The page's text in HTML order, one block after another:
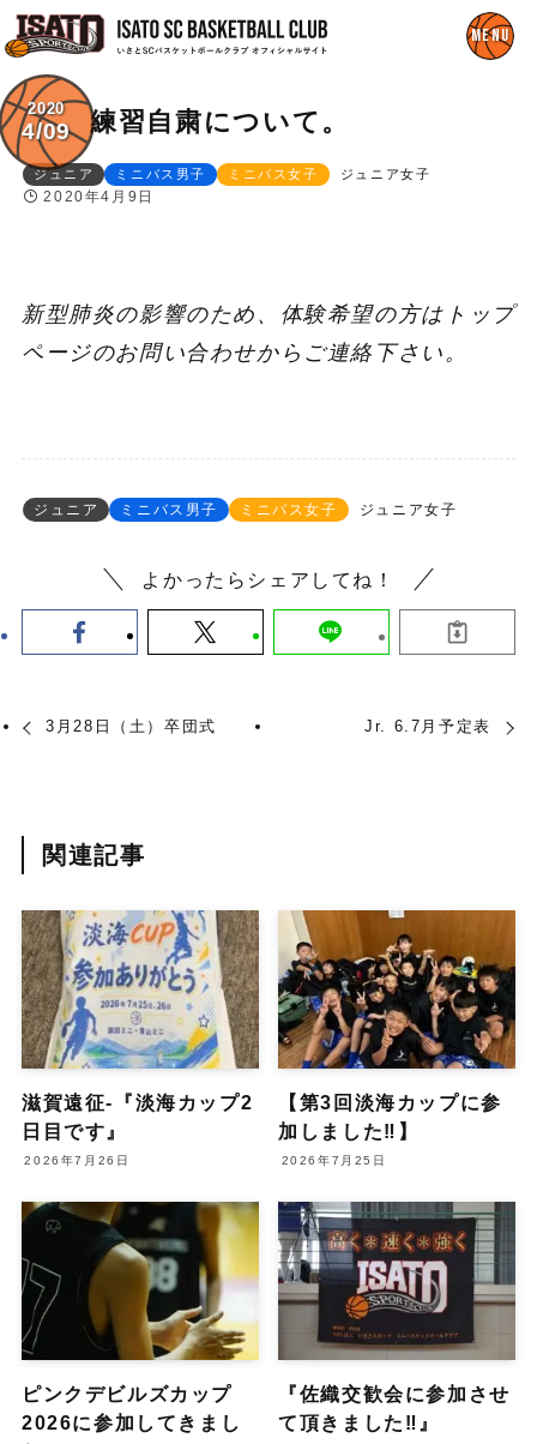
練習自粛について。
2020
4/09
ジュニア ミニバス男子 ミニバス女子 ジュニア女子
2020年4月9日
新型肺炎の影響のため、体験希望の方はトップ
ページのお問い合わせからご連絡下さい。
ジュニア ミニバス男子 ミニバス女子 ジュニア女子
よかったらシェアしてね！
3月28日（土）卒団式 Jr. 6.7月予定表
関連記事
滋賀遠征-『淡海カップ2
日目です』
2026年7月26日
【第3回淡海カップに参
加しました‼︎】
2026年7月25日
ピンクデビルズカップ
2026に参加してきまし
『佐織交歓会に参加させ
て頂きました‼︎』